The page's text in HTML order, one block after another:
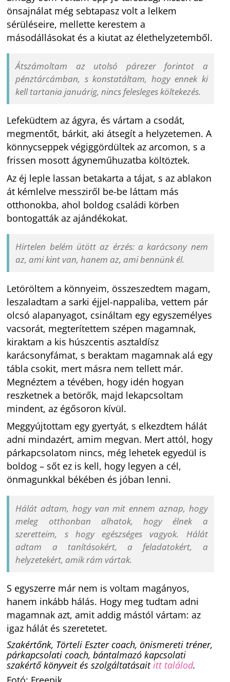
önsajnálat még sebtapasz volt a lelkem
sérüléseire, mellette kerestem a
másodállásokat és a kiutat az élethelyzetemből.
Átszámoltam az utolsó párezer forintot a
pénztárcámban, s konstatáltam, hogy ennek ki
kell tartania januárig, nincs felesleges költekezés.
Lefeküdtem az ágyra, és vártam a csodát,
megmentőt, bárkit, aki átsegít a helyzetemen. A
könnycseppek végiggördültek az arcomon, s a
frissen mosott ágyneműhuzatba költöztek.
Az éj leple lassan betakarta a tájat, s az ablakon
át kémlelve messziről be-be láttam más
otthonokba, ahol boldog családi körben
bontogatták az ajándékokat.
Hirtelen belém ütött az érzés: a karácsony nem
az, ami kint van, hanem az, ami bennünk él.
Letöröltem a könnyeim, összeszedtem magam,
leszaladtam a sarki éjjel-nappaliba, vettem pár
olcsó alapanyagot, csináltam egy egyszemélyes
vacsorát, megterítettem szépen magamnak,
kiraktam a kis húszcentis asztaldísz
karácsonyfámat, s beraktam magamnak alá egy
tábla csokit, mert másra nem tellett már.
Megnéztem a tévében, hogy idén hogyan
reszketnek a betörők, majd lekapcsoltam
mindent, az égősoron kívül.
Meggyújtottam egy gyertyát, s elkezdtem hálát
adni mindazért, amim megvan. Mert attól, hogy
párkapcsolatom nincs, még lehetek egyedül is
boldog – sőt ez is kell, hogy legyen a cél,
önmagunkkal békében és jóban lenni.
Hálát adtam, hogy van mit ennem aznap, hogy
meleg otthonban alhatok, hogy élnek a
szeretteim, s hogy egészséges vagyok. Hálát
adtam a tanításokért, a feladatokért, a
helyzetekért, amik rám vártak.
S egyszerre már nem is voltam magányos,
hanem inkább hálás. Hogy meg tudtam adni
magamnak azt, amit addig mástól vártam: az
igaz hálát és szeretetet.
Szakértőnk, Törteli Eszter coach, önismereti tréner,
párkapcsolati coach, bántalmazó kapcsolati
szakértő könyveit és szolgáltatásaititt találod.